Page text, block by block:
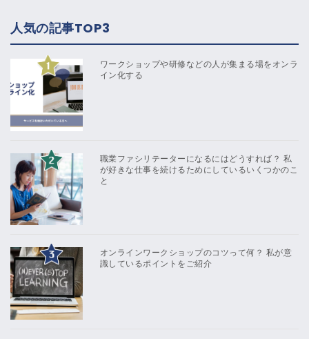
人気の記事TOP3
ワークショップや研修などの人が集まる場をオンラ
イン化する
職業ファシリテーターになるにはどうすれば？ 私
が好きな仕事を続けるためにしているいくつかのこ
と
オンラインワークショップのコツって何？ 私が意
識しているポイントをご紹介